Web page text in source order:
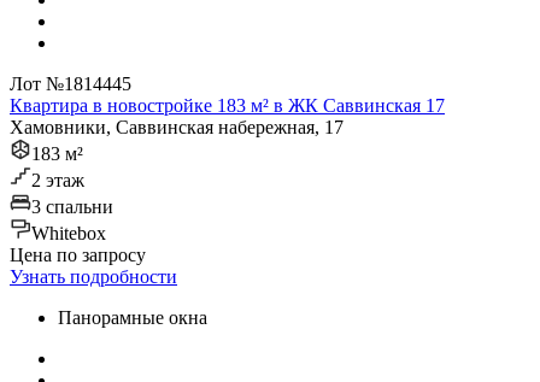
Лот №1814445
Квартира в новостройке 183 м² в ЖК Саввинская 17
Хамовники, Саввинская набережная, 17
183 м²
2 этаж
3 спальни
Whitebox
Цена по запросу
Узнать подробности
Панорамные окна